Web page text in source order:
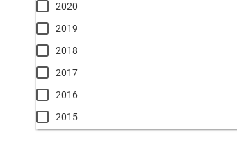
2020
2019
2018
2017
2016
2015